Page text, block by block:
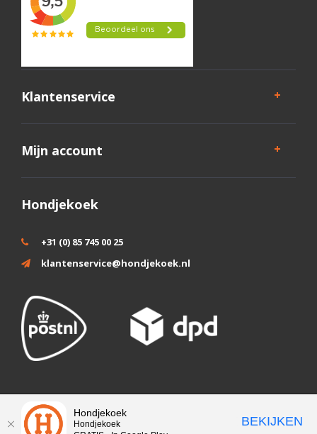
Klantenservice
Mijn account
Hondjekoek
+31 (0) 85 745 00 25
klantenservice@hondjekoek.nl
Wij slaan cookies op om onze website te verbeteren. Is dat akkoord?
Nee
Hondjekoek
Hondjekoek
BEKIJKEN